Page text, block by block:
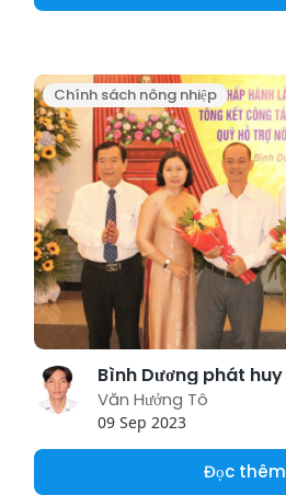
Chính sách nông nhiệp
Văn Hưởng Tô
09 Sep 2023
Đọc thêm